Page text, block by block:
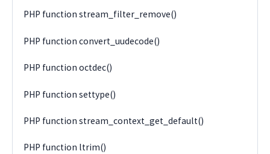
PHP function stream_filter_remove()
PHP function convert_uudecode()
PHP function octdec()
PHP function settype()
PHP function stream_context_get_default()
PHP function ltrim()